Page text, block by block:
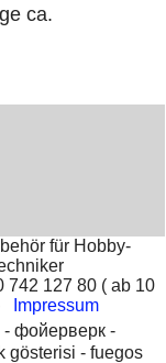
ca.
für Hobby-
127 80 ( ab 10
Impressum
- фойерверк -
gösterisi - fuegos